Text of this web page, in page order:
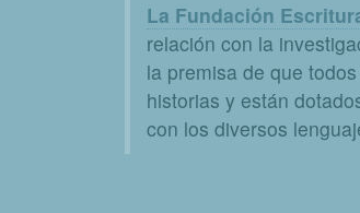
La Fundación
relación con la
la premisa de que
historias y están
con los diversos